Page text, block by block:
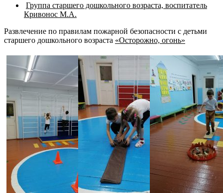
Группа старшего дошкольного возраста, воспитатель
Кривонос М.А.
Развлечение по правилам пожарной безопасности с детьми
старшего дошкольного возраста «Осторожно, огонь»